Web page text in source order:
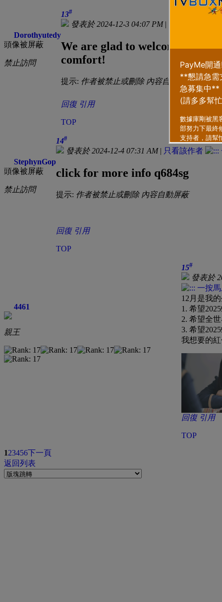
Dorothyutedy
頭像被屏蔽
禁止訪問
13#
發表於 2024-12-3 04:07 PM|
We are glad to welcome you
comfort!
提示: 作者被禁止或刪除 內容自動屏蔽
回復 引用
TOP
StephynGop
頭像被屏蔽
禁止訪問
14#
發表於 2024-12-4 07:31 AM| 只看該作者
click for more info q684sg
提示: 作者被禁止或刪除 內容自動屏蔽
回復 引用
TOP
4461
親王
15#
發表於
12月是我
1. 希望
2. 希望全
3. 希望
我想要的
回復 引用
TOP
123456下一頁
返回列表